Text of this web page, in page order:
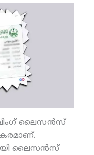
ലൈസന്‍സ്
ലൈസന്‍സ്